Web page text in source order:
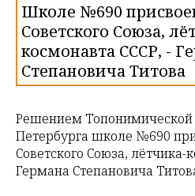
Школе №690
Советского Союза,
космонавта СССР, -
Степановича Титова
Решением Топонимической
Петербурга школе №690
Советского Союза, лётчика-
Германа Степановича